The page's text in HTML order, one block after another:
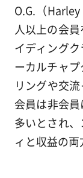
O.G.（
人以上の会
イディング
ーカルチャ
リングや交
会員は非会
多いとされ
ィと収益の両